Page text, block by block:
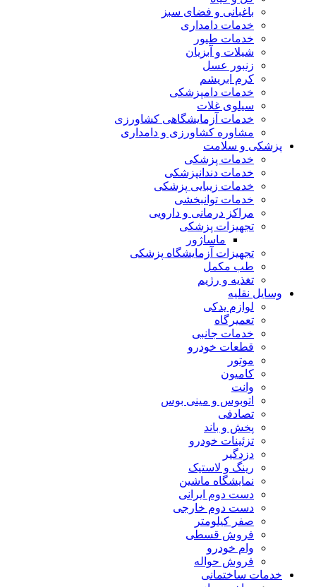
باغبانی و فضای سبز
خدمات دامداری
خدمات طیور
شیلات و آبزیان
زنبور عسل
کرم ابریشم
خدمات دامپزشکی
سیلوی غلات
خدمات آزمایشگاهی کشاورزی
مشاوره کشاورزی و دامداری
پزشکی و سلامت
خدمات پزشکی
خدمات دندانپزشکی
خدمات زیبایی پزشکی
خدمات توانبخشی
مراکز درمانی و دارویی
تجهیزات پزشکی
ماساژور
تجهیزات آزمایشگاه پزشکی
طب مکمل
تغذیه و رژیم
وسایل نقلیه
لوازم یدکی
تعمیرگاه
خدمات جانبی
قطعات خودرو
موتور
کامیون
وانت
اتوبوس و مینی بوس
تصادفی
پخش و باند
تزئینات خودرو
دزدگیر
رینگ و لاستیک
نمایشگاه ماشین
دست دوم ایرانی
دست دوم خارجی
صفر کیلومتر
فروش قسطی
وام خودرو
فروش حواله
خدمات ساختمانی